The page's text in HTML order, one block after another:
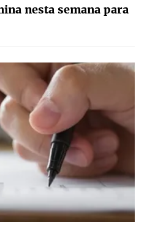
nesta semana para